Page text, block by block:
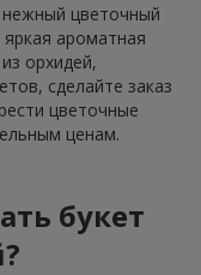
нежный цветочный
ароматная
орхидей,
сделайте заказ
цветочные
ценам.
букет